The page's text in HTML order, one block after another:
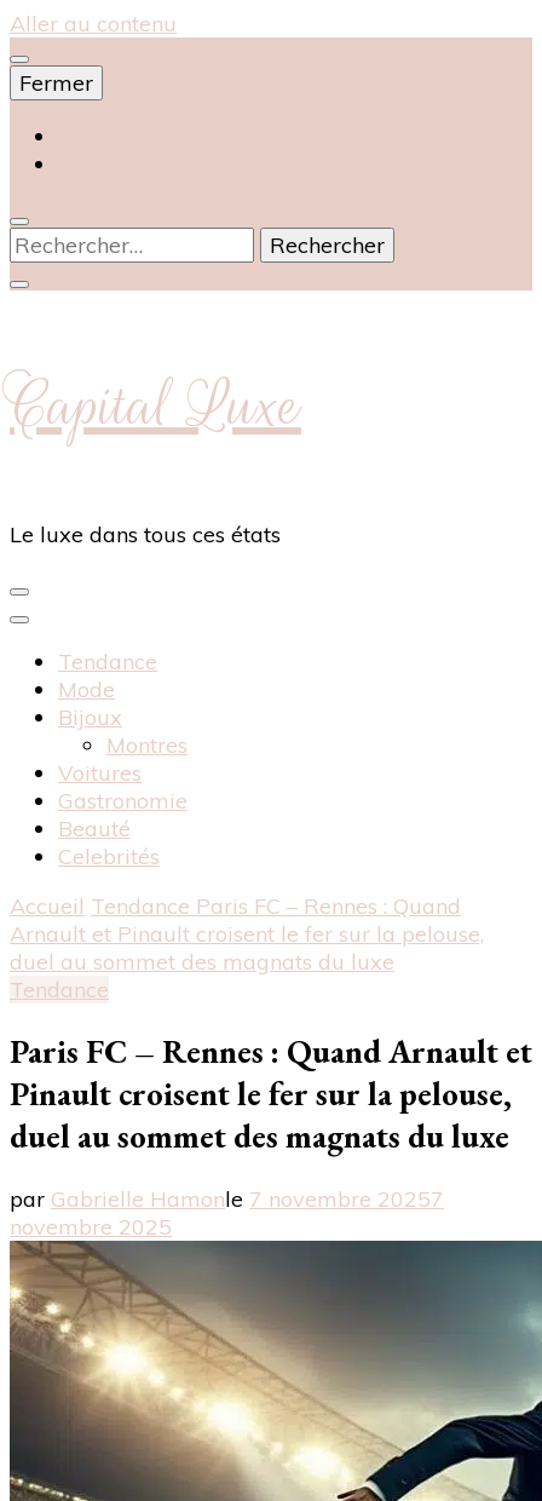
Aller au contenu
Fermer
Rechercher :
Capital Luxe
Le luxe dans tous ces états
Tendance
Mode
Bijoux
Montres
Voitures
Gastronomie
Beauté
Celebrités
Accueil Tendance Paris FC – Rennes : Quand
Arnault et Pinault croisent le fer sur la pelouse,
duel au sommet des magnats du luxe
Tendance
Paris FC – Rennes : Quand Arnault et
Pinault croisent le fer sur la pelouse,
duel au sommet des magnats du luxe
par Gabrielle Hamonle 7 novembre 20257
novembre 2025